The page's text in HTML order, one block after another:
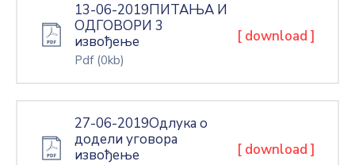
13-06-2019ПИТАЊА И
ОДГОВОРИ 3
извођење
Pdf (0kb)
[ download ]
27-06-2019Одлука о
додели уговора
извођење
[ download ]